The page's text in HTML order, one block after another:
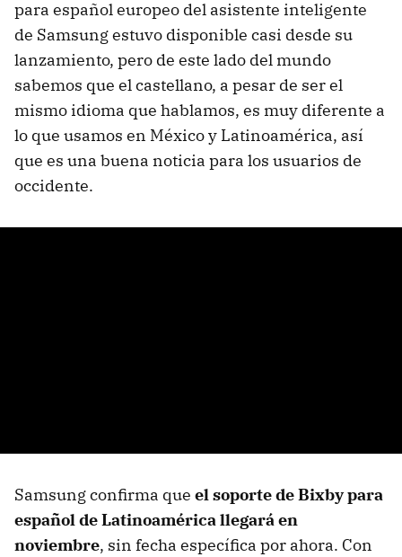
para español europeo del asistente inteligente
de Samsung estuvo disponible casi desde su
lanzamiento, pero de este lado del mundo
sabemos que el castellano, a pesar de ser el
mismo idioma que hablamos, es muy diferente a
lo que usamos en México y Latinoamérica, así
que es una buena noticia para los usuarios de
occidente.
Samsung confirma que el soporte de Bixby para
español de Latinoamérica llegará en
noviembre, sin fecha específica por ahora. Con